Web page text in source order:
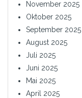
November 2025
Oktober 2025
September 2025
August 2025
Juli 2025
Juni 2025
Mai 2025
April 2025